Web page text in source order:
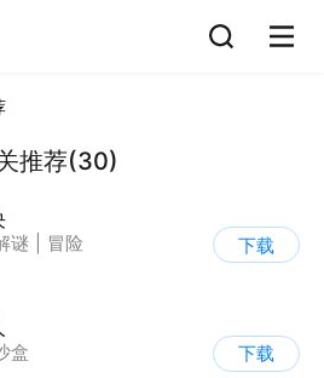
推荐(30)
谜
冒险
下载
盒
下载